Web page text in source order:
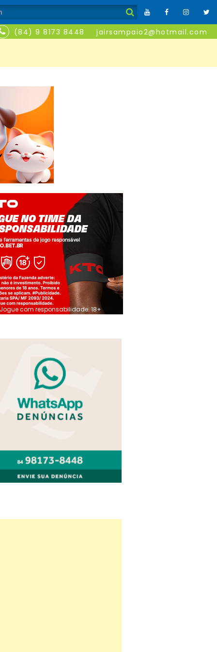
(84) 9 8173 8448 jairsampaio2@hotmail.com
Jogue com responsabilidade. 18+